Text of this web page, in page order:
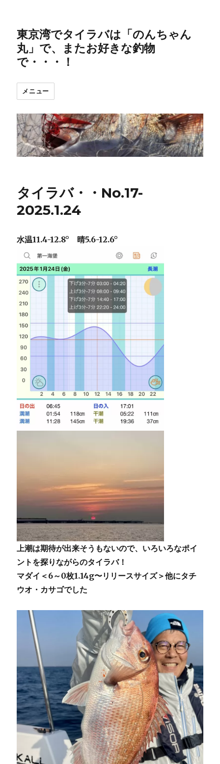
東京湾でタイラバは「のんちゃん
丸」で、またお好きな釣物
で・・・！
メニュー
タイラバ・・No.17-
2025.1.24
水温11.4-12.8° 晴5.6-12.6°
上潮は期待が出来そうもないので、いろいろなポイ
ントを探りながらのタイラバ！
マダイ＜6～0枚1.14g〜リリースサイズ＞他にタチ
ウオ・ カサゴでした